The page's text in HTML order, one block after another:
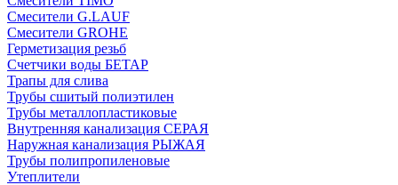
Смесители G.LAUF
Смесители GROHE
Герметизация резьб
Счетчики воды БЕТАР
Трапы для слива
Трубы сшитый полиэтилен
Трубы металлопластиковые
Внутренняя канализация СЕРАЯ
Наружная канализация РЫЖАЯ
Трубы полипропиленовые
Утеплители